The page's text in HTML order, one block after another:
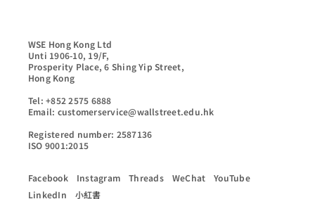
WSE Hong Kong Ltd
Unti 1906-10, 19/F,
Prosperity Place, 6 Shing Yip Street,
Hong Kong
Tel: +852 2575 6888
Email: customerservice@wallstreet.edu.hk
Registered number: 2587136
ISO 9001:2015
Facebook Instagram Threads WeChat
YouTube
LinkedIn
小紅書